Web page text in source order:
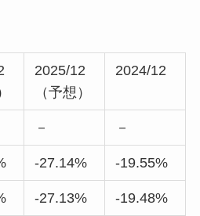
2025/12
（予想）
2024/12
－ －
-27.14% -19.55%
-27.13% -19.48%